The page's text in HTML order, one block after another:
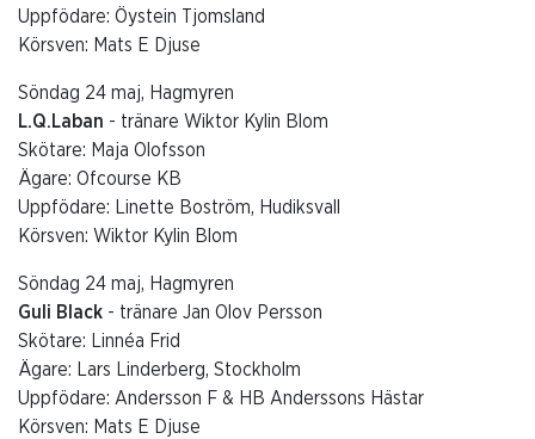
Uppfödare: Öystein Tjomsland
Körsven: Mats E Djuse
Söndag 24 maj, Hagmyren
L.Q.Laban - tränare Wiktor Kylin Blom
Skötare: Maja Olofsson
Ägare: Ofcourse KB
Uppfödare: Linette Boström, Hudiksvall
Körsven: Wiktor Kylin Blom
Söndag 24 maj, Hagmyren
Guli Black - tränare Jan Olov Persson
Skötare: Linnéa Frid
Ägare: Lars Linderberg, Stockholm
Uppfödare: Andersson F & HB Anderssons Hästar
Körsven: Mats E Djuse